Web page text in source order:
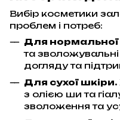
Вибір косметики
проблем і потреб:
Для нормальної
та
догляду та
Для сухої шкіри.
з олією ши та
зволоження та